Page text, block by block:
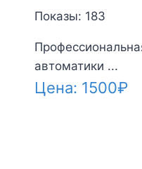
Показы: 183
автоматики ...
Цена: 1500₽